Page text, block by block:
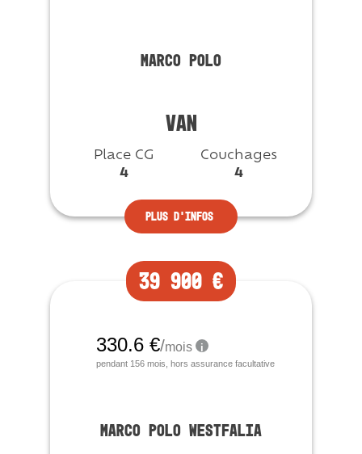
MARCO POLO
VAN
Place CG
4
Couchages
4
Plus d’infos
39 900 €
MARCO POLO WESTFALIA